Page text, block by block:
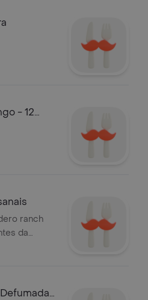
- 12
ranch
da